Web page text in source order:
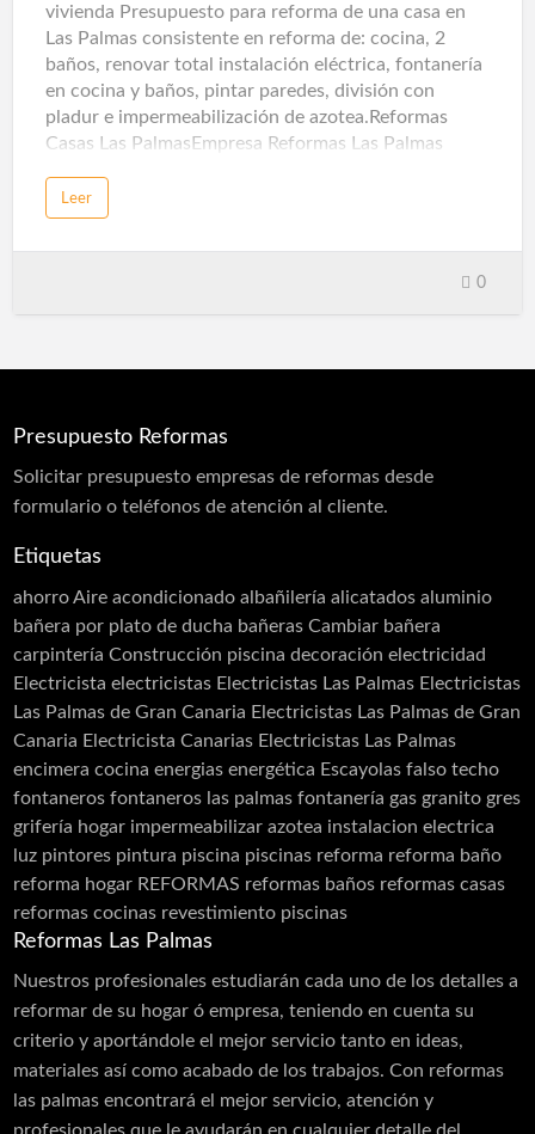
vivienda Presupuesto para reforma de una casa en
Las Palmas consistente en reforma de: cocina, 2
baños, renovar total instalación eléctrica, fontanería
en cocina y baños, pintar paredes, división con
pladur e impermeabilización de azotea.Reformas
Casas Las PalmasEmpresa Reformas Las Palmas
Leer
0
Presupuesto Reformas
Solicitar presupuestoempresas de reformas desde
formulario o teléfonos de atención al cliente.
Etiquetas
ahorro Aire acondicionado albañilería alicatados aluminio
bañera por plato de ducha bañeras Cambiar bañera
carpintería Construcción piscina decoración electricidad
Electricista electricistas Electricistas Las Palmas Electricistas
Las Palmas de Gran Canaria Electricistas Las Palmas de Gran
Canaria Electricista Canarias Electricistas Las Palmas
encimera cocina energias energética Escayolas falso techo
fontaneros fontaneros las palmas fontanería gas granito gres
grifería hogar impermeabilizar azotea instalacion electrica
luz pintores pintura piscina piscinas reforma reforma baño
reforma hogar REFORMAS reformas baños reformas casas
reformas cocinas revestimiento piscinas
Reformas Las Palmas
Nuestros profesionales estudiarán cada uno de los detalles a
reformar de su hogar ó empresa, teniendo en cuenta su
criterio y aportándole el mejor servicio tanto en ideas,
materiales así como acabado de los trabajos. Con reformas
las palmas encontrará el mejor servicio, atención y